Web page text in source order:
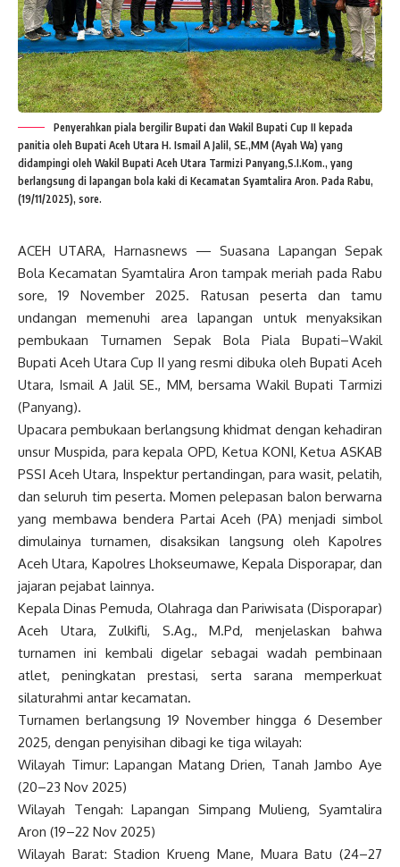
Penyerahkan piala bergilir Bupati dan Wakil Bupati Cup II kepada
panitia oleh Bupati Aceh Utara H. Ismail A Jalil, SE.,MM (Ayah Wa) yang
didampingi oleh Wakil Bupati Aceh Utara Tarmizi Panyang,S.I.Kom., yang
berlangsung di lapangan bola kaki di Kecamatan Syamtalira Aron. Pada Rabu,
(19/11/2025), sore.
ACEH UTARA, Harnasnews — Suasana Lapangan Sepak
Bola Kecamatan Syamtalira Aron tampak meriah pada Rabu
sore, 19 November 2025. Ratusan peserta dan tamu
undangan memenuhi area lapangan untuk menyaksikan
pembukaan Turnamen Sepak Bola Piala Bupati–Wakil
Bupati Aceh Utara Cup II yang resmi dibuka oleh Bupati Aceh
Utara, Ismail A Jalil SE., MM, bersama Wakil Bupati Tarmizi
(Panyang).
Upacara pembukaan berlangsung khidmat dengan kehadiran
unsur Muspida, para kepala OPD, Ketua KONI, Ketua ASKAB
PSSI Aceh Utara, Inspektur pertandingan, para wasit, pelatih,
dan seluruh tim peserta. Momen pelepasan balon berwarna
yang membawa bendera Partai Aceh (PA) menjadi simbol
dimulainya turnamen, disaksikan langsung oleh Kapolres
Aceh Utara, Kapolres Lhokseumawe, Kepala Disporapar, dan
jajaran pejabat lainnya.
Kepala Dinas Pemuda, Olahraga dan Pariwisata (Disporapar)
Aceh Utara, Zulkifli, S.Ag., M.Pd, menjelaskan bahwa
turnamen ini kembali digelar sebagai wadah pembinaan
atlet, peningkatan prestasi, serta sarana memperkuat
silaturahmi antar kecamatan.
Turnamen berlangsung 19 November hingga 6 Desember
2025, dengan penyisihan dibagi ke tiga wilayah:
Wilayah Timur: Lapangan Matang Drien, Tanah Jambo Aye
(20–23 Nov 2025)
Wilayah Tengah: Lapangan Simpang Mulieng, Syamtalira
Aron (19–22 Nov 2025)
Wilayah Barat: Stadion Krueng Mane, Muara Batu (24–27